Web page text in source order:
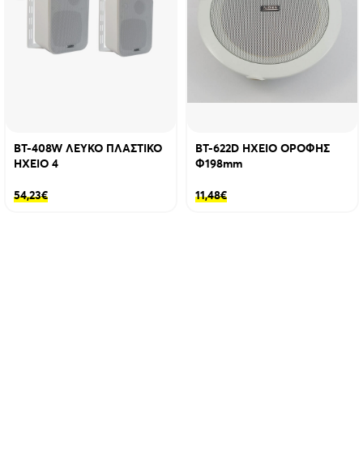
BT-408W ΛΕΥΚΟ ΠΛΑΣΤΙΚΟ
ΗΧΕΙΟ 4
54,23€
BT-622D ΗΧΕΙΟ ΟΡΟΦΗΣ
Φ198mm
11,48€